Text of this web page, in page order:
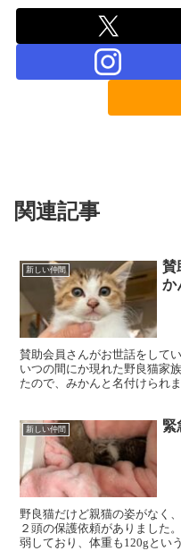
関連記事
新しい仲間
賛
か
賛助会員さんがお世話をして
いつの間にか現れた野良猫家
たので、みかんと名付けられ
新しい仲間 緊
野良猫だけど親猫の姿がなく
２頭の保護依頼がありました
弱しており、体重も120gとい